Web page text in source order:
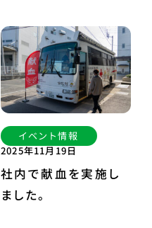
社内で献血を実施し
ました。
イベント情報
2025年11月19日